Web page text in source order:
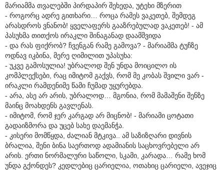
მარიამმა თვალებში პირდაპირ შეხედა, უტეხი მზერით
- როგორც ადრე გითხარი… როცა რამეს ვაკეთებ, შემდეგ
არასდროს ვნანობ! ყველაფერს გააზრებულად ვაკეთებ! - ამ
პასუხმა თითქოს ირაკლი შინაგანად დაამშვიდა
- და რას ფიქრობ? ჩვენგან რამე გამოვა? - მარიამმა ტუჩზე
ოდნავ იკბინა, მერე ღიმილით უპასუხა:
- უკვე გამოსულია! უბრალოდ შენ უნდა მოიცილო ის
კომპლექსები, რაც იმიტომ გაქვს, რომ მე კობას შვილი ვარ -
ირაკლი რამდენიმე წამი ჩუმად უყურებდა.
- არა, ასე არ არის, უბრალოდ… მგონია, რომ მამაშენი შენზე
მაინც მოახდენს გავლენას.
- იმიტომ, რომ ჯერ კარგად არ მიცნობ! - მარიამი ცოტათი
გადაიზმორა და უცებ სახე დაემანჭა.
- კისერი მომწყდა, ძალიან მტკივა.. ამ საზიზღარი დივნის
ბრალია, შენი ბინა საერთოდ ადამიანის საცხოვრებელი არ
არის. ერთი ნორმალური საწოლი, სკამი, კარადა… რამე ხომ
უნდა გქონდეს? კედლებიც ცარიელია, ოთახიც ცარიელი, ავეჯიც